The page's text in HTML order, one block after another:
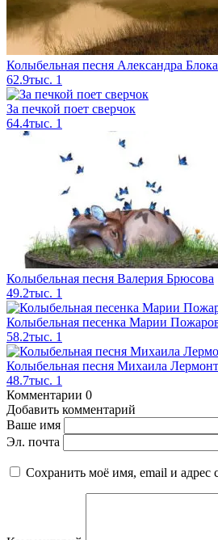
Колыбельная песня Александра Блока
62.9тыс. 1
За печкой поет сверчок
64.4тыс. 1
Колыбельная песня Валерия Брюсова
49.2тыс. 1
Колыбельная песенка Марии
58.2тыс. 1
Колыбельная песня Михаила
48.7тыс. 1
Комментарии 0
Добавить комментарий
Ваше имя
Эл. почта
Сохранить моё имя, email и адрес